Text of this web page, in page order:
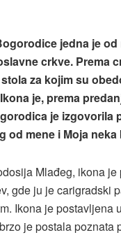
jedna je
crkve. Prema
za kojim su
je, prema
je izgovorila
od mene i Moja
Mlađeg, ikona
gde ju je carigradski
Ikona je
je postala